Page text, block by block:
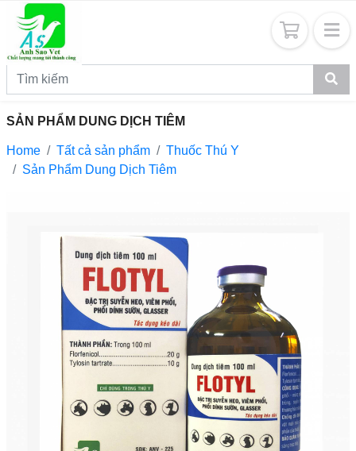
SẢN PHẨM DUNG DỊCH TIÊM
Home Tất cả sản phẩm
Thuốc Thú Y
Sản Phẩm Dung Dịch Tiêm